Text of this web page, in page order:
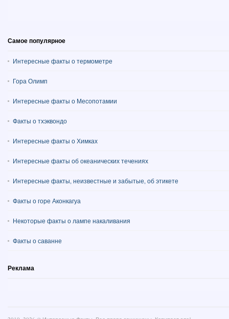
Самое популярное
Интересные факты о термометре
Гора Олимп
Интересные факты о Месопотамии
Факты о тхэквондо
Интересные факты о Химках
Интересные факты об океанических течениях
Интересные факты, неизвестные и забытые, об этикете
Факты о горе Аконкагуа
Некоторые факты о лампе накаливания
Факты о саванне
Реклама